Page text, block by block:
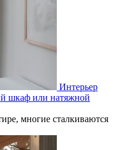
Интерьер
шкаф или натяжной
многие сталкиваются